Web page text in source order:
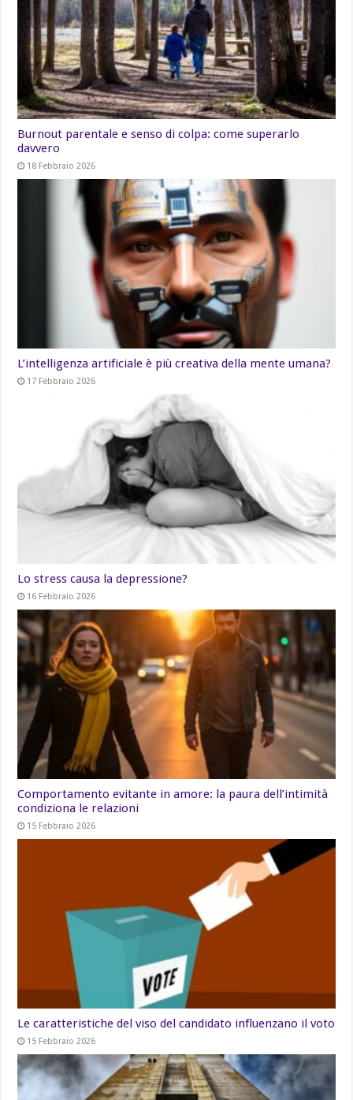
Burnout parentale e senso di colpa: come superarlo
davvero
18 Febbraio 2026
L’intelligenza artificiale è più creativa della mente umana?
17 Febbraio 2026
Lo stress causa la depressione?
16 Febbraio 2026
Comportamento evitante in amore: la paura dell’intimità
condiziona le relazioni
15 Febbraio 2026
Le caratteristiche del viso del candidato influenzano il voto
15 Febbraio 2026